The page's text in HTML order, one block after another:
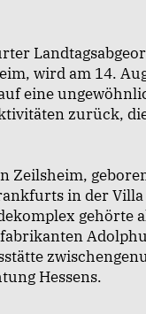
wird am 14.
eine
zurück,
Zeilsheim,
in der
gehörte
Hessens.